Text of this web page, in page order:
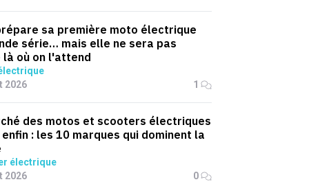
sa première moto électrique
série… mais elle ne sera pas
là où on l'attend
2026
1
des motos et scooters électriques
: les 10 marques qui dominent la
électrique
2026
0